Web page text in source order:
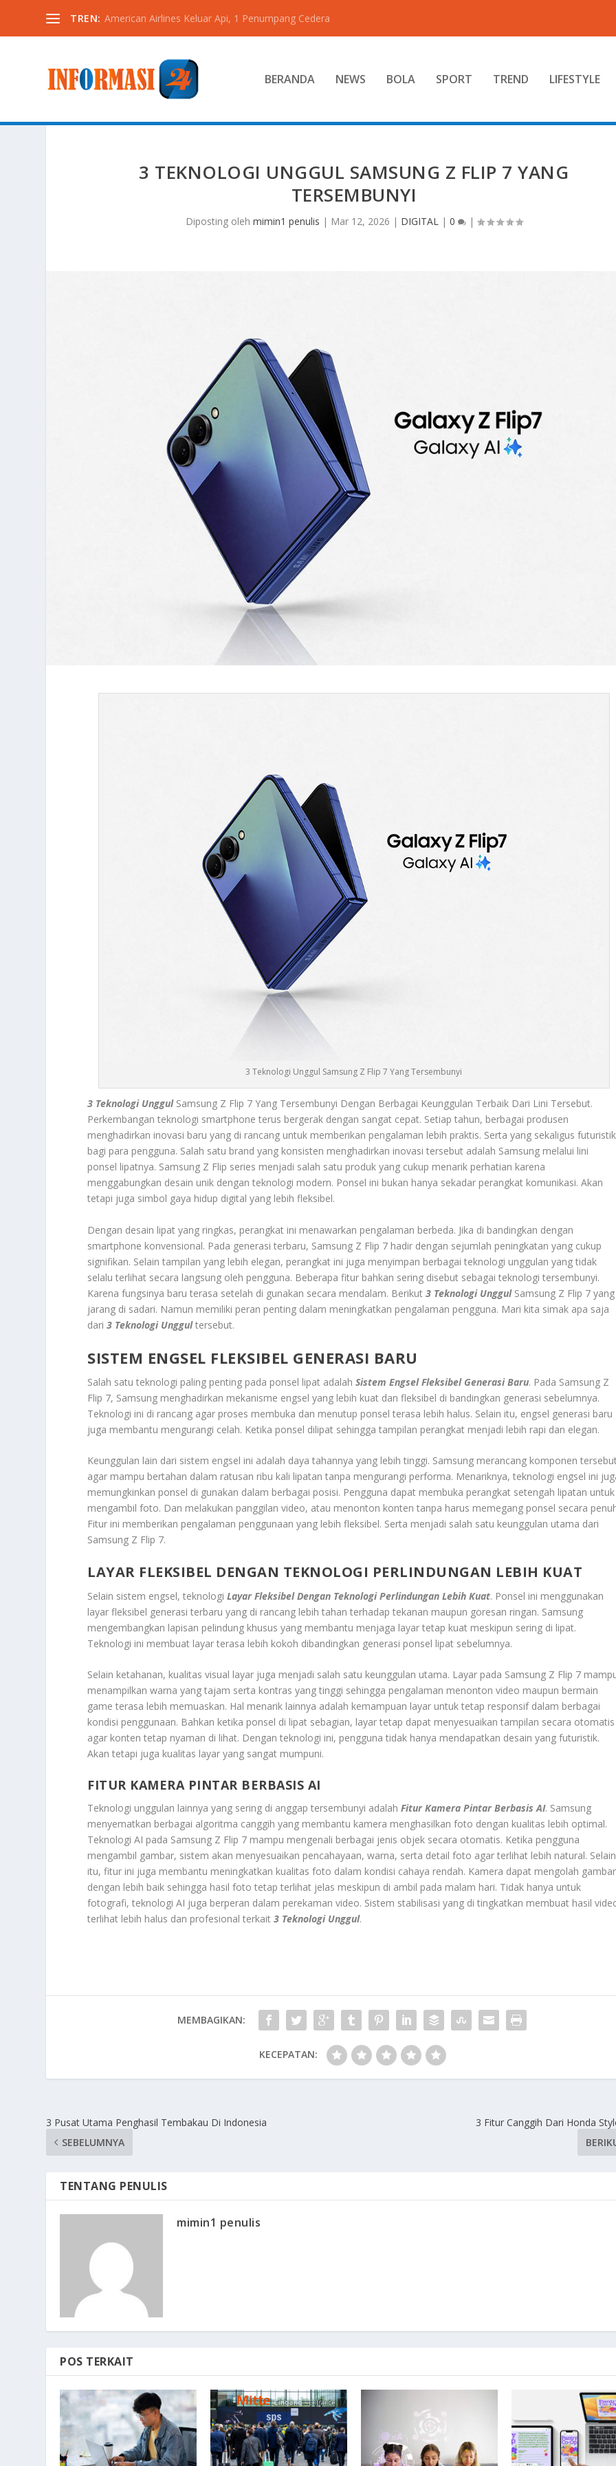
TREN: American Airlines Keluar Api, 1 Penumpang Cedera
BERANDA NEWS BOLA SPORT TREND LIFESTYLE
3 TEKNOLOGI UNGGUL SAMSUNG Z FLIP 7 YANG
TERSEMBUNYI
Diposting oleh mimin1 penulis | Mar 12, 2026 | DIGITAL| 0 |
3 Teknologi Unggul Samsung Z Flip 7 Yang Tersembunyi
3 Teknologi UnggulSamsung Z Flip 7 Yang Tersembunyi Dengan Berbagai Keunggulan Terbaik Dari Lini Tersebut.
Perkembangan teknologi smartphone terus bergerak dengan sangat cepat. Setiap tahun, berbagai produsen
menghadirkan inovasi baru yang di rancang untuk memberikan pengalaman lebih praktis. Serta yang sekaligus futuristik
bagi para pengguna. Salah satu brand yang konsisten menghadirkan inovasi tersebut adalah Samsung melalui lini
ponsel lipatnya. Samsung Z Flip series menjadi salah satu produk yang cukup menarik perhatian karena
menggabungkan desain unik dengan teknologi modern. Ponsel ini bukan hanya sekadar perangkat komunikasi. Akan
tetapi juga simbol gaya hidup digital yang lebih fleksibel.
Dengan desain lipat yang ringkas, perangkat ini menawarkan pengalaman berbeda. Jika di bandingkan dengan
smartphone konvensional. Pada generasi terbaru, Samsung Z Flip 7 hadir dengan sejumlah peningkatan yang cukup
signifikan. Selain tampilan yang lebih elegan, perangkat ini juga menyimpan berbagai teknologi unggulan yang tidak
selalu terlihat secara langsung oleh pengguna. Beberapa fitur bahkan sering disebut sebagai teknologi tersembunyi.
Karena fungsinya baru terasa setelah di gunakan secara mendalam. Berikut3 Teknologi UnggulSamsung Z Flip 7 yang
jarang di sadari. Namun memiliki peran penting dalam meningkatkan pengalaman pengguna. Mari kita simak apa saja
dari3 Teknologi Unggultersebut.
SISTEM ENGSEL FLEKSIBEL GENERASI BARU
Salah satu teknologi paling penting pada ponsel lipat adalahSistem Engsel Fleksibel Generasi Baru. Pada Samsung Z
Flip 7, Samsung menghadirkan mekanisme engsel yang lebih kuat dan fleksibel di bandingkan generasi sebelumnya.
Teknologi ini di rancang agar proses membuka dan menutup ponsel terasa lebih halus. Selain itu, engsel generasi baru
juga membantu mengurangi celah. Ketika ponsel dilipat sehingga tampilan perangkat menjadi lebih rapi dan elegan.
Keunggulan lain dari sistem engsel ini adalah daya tahannya yang lebih tinggi. Samsung merancang komponen
agar mampu bertahan dalam ratusan ribu kali lipatan tanpa mengurangi performa. Menariknya, teknologi engsel ini
memungkinkan ponsel di gunakan dalam berbagai posisi. Pengguna dapat membuka perangkat setengah lipatan untuk
mengambil foto. Dan melakukan panggilan video, atau menonton konten tanpa harus memegang ponsel secara
Fitur ini memberikan pengalaman penggunaan yang lebih fleksibel. Serta menjadi salah satu keunggulan utama dari
Samsung Z Flip 7.
LAYAR FLEKSIBEL DENGAN TEKNOLOGI PERLINDUNGAN LEBIH KUAT
Selain sistem engsel, teknologiLayar Fleksibel Dengan Teknologi Perlindungan Lebih Kuat. Ponsel ini menggunakan
layar fleksibel generasi terbaru yang di rancang lebih tahan terhadap tekanan maupun goresan ringan. Samsung
mengembangkan lapisan pelindung khusus yang membantu menjaga layar tetap kuat meskipun sering di lipat.
Teknologi ini membuat layar terasa lebih kokoh dibandingkan generasi ponsel lipat sebelumnya.
Selain ketahanan, kualitas visual layar juga menjadi salah satu keunggulan utama. Layar pada Samsung Z Flip 7
menampilkan warna yang tajam serta kontras yang tinggi sehingga pengalaman menonton video maupun bermain
game terasa lebih memuaskan. Hal menarik lainnya adalah kemampuan layar untuk tetap responsif dalam berbagai
kondisi penggunaan. Bahkan ketika ponsel di lipat sebagian, layar tetap dapat menyesuaikan tampilan secara otomatis
agar konten tetap nyaman di lihat. Dengan teknologi ini, pengguna tidak hanya mendapatkan desain yang futuristik.
Akan tetapi juga kualitas layar yang sangat mumpuni.
FITUR KAMERA PINTAR BERBASIS AI
Teknologi unggulan lainnya yang sering di anggap tersembunyi adalahFitur Kamera Pintar Berbasis AI. Samsung
menyematkan berbagai algoritma canggih yang membantu kamera menghasilkan foto dengan kualitas lebih optimal.
Teknologi AI pada Samsung Z Flip 7 mampu mengenali berbagai jenis objek secara otomatis. Ketika pengguna
mengambil gambar, sistem akan menyesuaikan pencahayaan, warna, serta detail foto agar terlihat lebih natural. Selain
itu, fitur ini juga membantu meningkatkan kualitas foto dalam kondisi cahaya rendah. Kamera dapat mengolah gambar
dengan lebih baik sehingga hasil foto tetap terlihat jelas meskipun di ambil pada malam hari. Tidak hanya untuk
fotografi, teknologi AI juga berperan dalam perekaman video. Sistem stabilisasi yang di tingkatkan membuat hasil
terlihat lebih halus dan profesional terkait3 Teknologi Unggul.
MEMBAGIKAN:
KECEPATAN:
3 Pusat Utama Penghasil Tembakau Di Indonesia
SEBELUMNYA
3 Fitur Canggih Dari Honda
TENTANG PENULIS
mimin1 penulis
POS TERKAIT